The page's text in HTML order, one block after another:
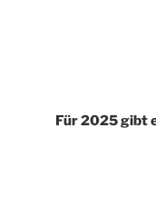
Für 2025 gibt